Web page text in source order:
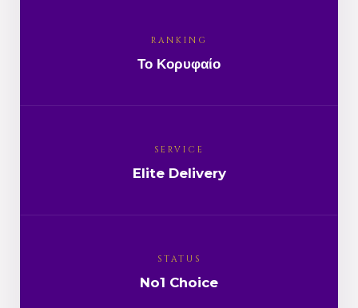
RANKING
Το Κορυφαίο
SERVICE
Elite Delivery
STATUS
No1 Choice